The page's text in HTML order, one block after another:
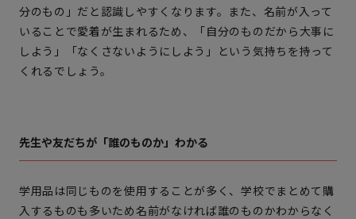
分のもの」だと認識しやすくなります。また、名前が入って
いることで愛着が生まれるため、「自分のものだから大事に
しよう」「なくさないようにしよう」という気持ちを持って
くれるでしょう。
先生や友だちが「誰のものか」わかる
学用品は同じものを使用することが多く、学校でまとめて購
入するものも多いため名前がなければ誰のものかわからなく